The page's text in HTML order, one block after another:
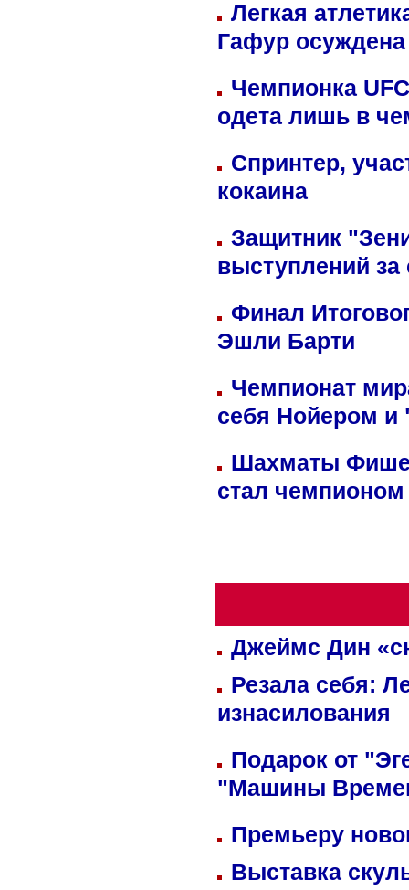
Легкая
Гафур осуждена
Чемпионка
одета лишь в
Спринтер,
кокаина
Защитник
выступлений
Финал
Эшли Барти
Чемпионат
себя Нойером и
Шахматы
стал
Джеймс Дин
Резала себя:
изнасилования
Подарок от
"Машины
Премьеру
Выставка